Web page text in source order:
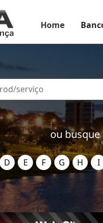
Home
ou
D E F G H I